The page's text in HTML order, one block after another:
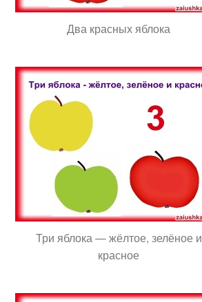
Два красных яблока
Три яблока — жёлтое, зелёное и
красное